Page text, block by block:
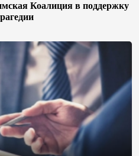
Коалиция в поддержку